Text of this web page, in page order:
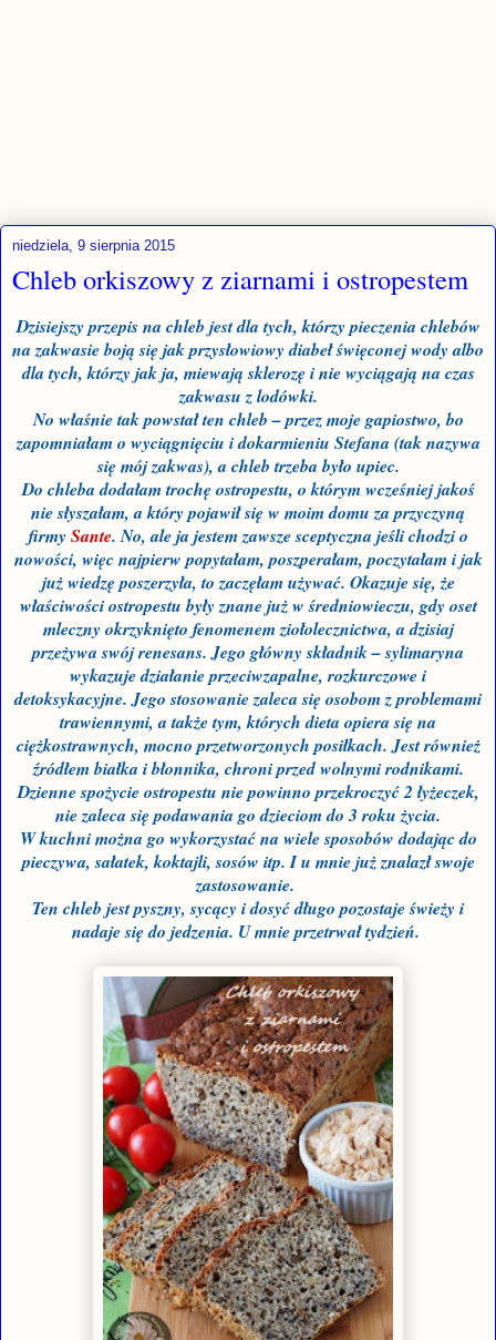
niedziela, 9 sierpnia 2015
Chleb orkiszowy z ziarnami i ostropestem
Dzisiejszy przepis na chleb jest dla tych, którzy pieczenia chlebów
na zakwasie boją się jak przysłowiowy diabeł święconej wody albo
dla tych, którzy jak ja, miewają sklerozę i nie wyciągają na czas
zakwasu z lodówki.
No właśnie tak powstał ten chleb – przez moje gapiostwo, bo
zapomniałam o wyciągnięciu i dokarmieniu Stefana (tak nazywa
się mój zakwas), a chleb trzeba było upiec.
Do chleba dodałam trochę ostropestu, o którym wcześniej jakoś
nie słyszałam, a który pojawił się w moim domu za przyczyną
firmy Sante. No, ale ja jestem zawsze sceptyczna jeśli chodzi o
nowości, więc najpierw popytałam, poszperałam, poczytałam i jak
już wiedzę poszerzyła, to zaczęłam używać. Okazuje się, że
właściwości ostropestu były znane już w średniowieczu, gdy oset
mleczny okrzyknięto fenomenem ziołolecznictwa, a dzisiaj
przeżywa swój renesans. Jego główny składnik – sylimaryna
wykazuje działanie przeciwzapalne, rozkurczowe i
detoksykacyjne. Jego stosowanie zaleca się osobom z problemami
trawiennymi, a także tym, których dieta opiera się na
ciężkostrawnych, mocno przetworzonych posiłkach. Jest również
źródłem białka i błonnika, chroni przed wolnymi rodnikami.
Dzienne spożycie ostropestu nie powinno przekroczyć 2 łyżeczek,
nie zaleca się podawania go dzieciom do 3 roku życia.
W kuchni można go wykorzystać na wiele sposobów dodając do
pieczywa, sałatek, koktajli, sosów itp. I u mnie już znalazł swoje
zastosowanie.
Ten chleb jest pyszny, sycący i dosyć długo pozostaje świeży i
nadaje się do jedzenia. U mnie przetrwał tydzień.